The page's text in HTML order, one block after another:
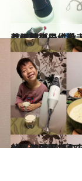
2013.3.4
着脱簡単で、歩きやすく、転びにくい！ロングセラーの子供靴
ライフスタイル
2013.2.18
仕事との両立のため、子どもは9時就寝で、マイタイムを確保
ライフスタイル